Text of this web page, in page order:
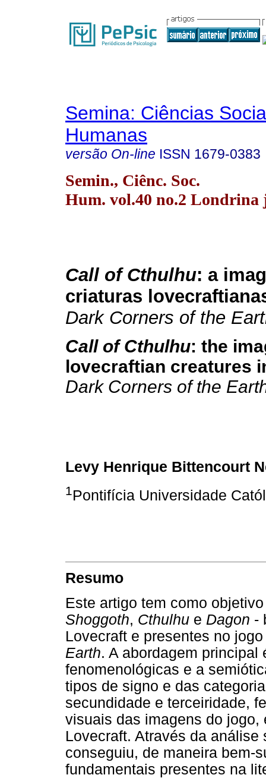
Semina: Ciências
Humanas
versão On-line ISSN 1679-0383
Semin., Ciênc. Soc.
Hum. vol.40 no.2 Londrina
Call of Cthulhu: a
criaturas
Dark Corners of the
Call of Cthulhu: the
lovecraftian creatures
Dark Corners of the
Levy Henrique Bittencourt
1 Pontifícia Universidade
Resumo
Este artigo tem como
Shoggoth, Cthulhu e Dagon -
Lovecraft e presentes no
Earth. A abordagem
fenomenológicas e a
tipos de signo e das
secundidade e terceiridade,
visuais das imagens do
Lovecraft. Através da
conseguiu, de maneira bem-
fundamentais presentes na